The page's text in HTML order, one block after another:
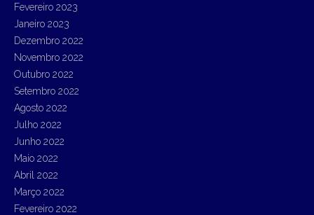
Fevereiro 2023
Janeiro 2023
Dezembro 2022
Novembro 2022
Outubro 2022
Setembro 2022
Agosto 2022
Julho 2022
Junho 2022
Maio 2022
Abril 2022
Março 2022
Fevereiro 2022